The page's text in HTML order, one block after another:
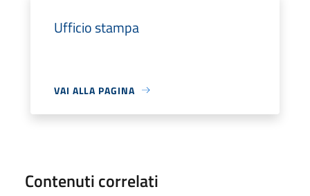
Ufficio stampa
VAI ALLA PAGINA
Contenuti correlati